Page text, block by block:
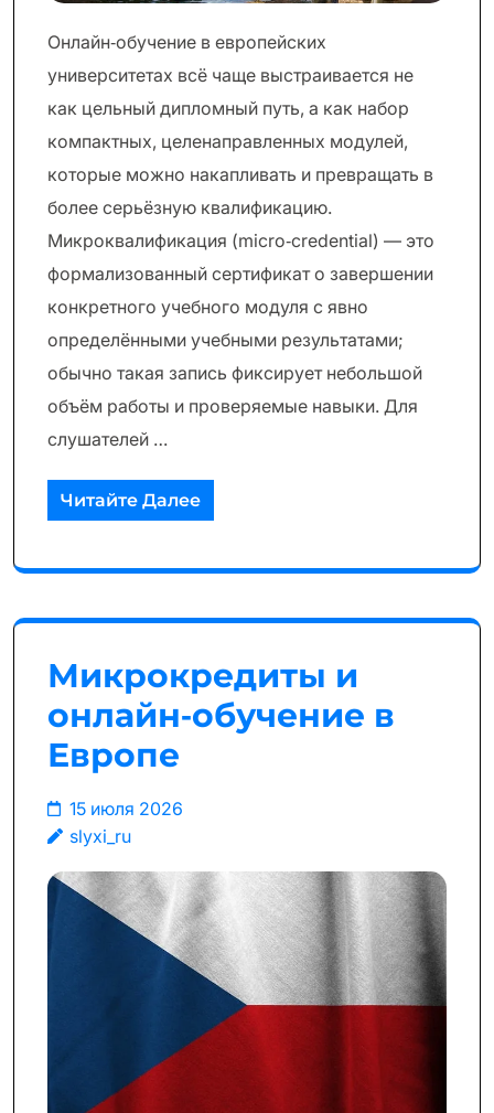
Онлайн‑обучение в европейских
университетах всё чаще выстраивается не
как цельный дипломный путь, а как набор
компактных, целенаправленных модулей,
которые можно накапливать и превращать в
более серьёзную квалификацию.
Микроквалификация (micro‑credential) — это
формализованный сертификат о завершении
конкретного учебного модуля с явно
определёнными учебными результатами;
обычно такая запись фиксирует небольшой
объём работы и проверяемые навыки. Для
слушателей …
Читайте Далее
Микрокредиты и
онлайн‑обучение в
Европе
15 июля 2026
slyxi_ru